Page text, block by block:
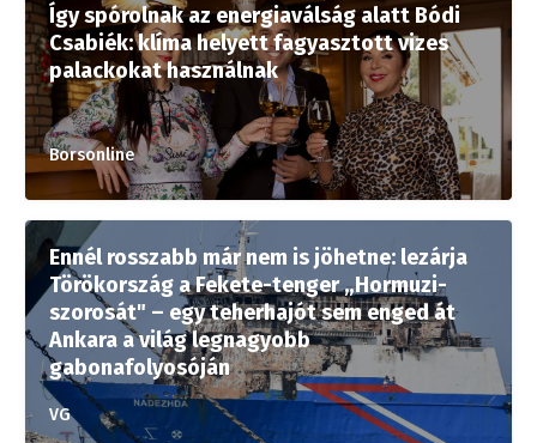
Így spórolnak az energiaválság alatt Bódi
Csabiék: klíma helyett fagyasztott vizes
palackokat használnak
Borsonline
Ennél rosszabb már nem is jöhetne: lezárja
Törökország a Fekete-tenger „Hormuzi-
szorosát" – egy teherhajót sem enged át
Ankara a világ legnagyobb
gabonafolyosóján
VG